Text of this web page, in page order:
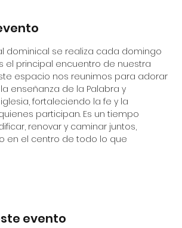
dominical se realiza cada domingo
el principal encuentro de nuestra
espacio nos reunimos para adorar
enseñanza de la Palabra y
fortaleciendo la fe y la
participan. Es un tiempo
renovar y caminar juntos,
en el centro de todo lo que
evento